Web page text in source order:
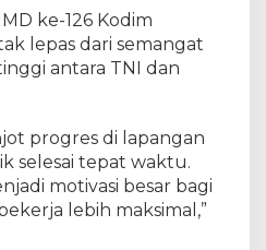
ke-126 Kodim
lepas dari semangat
antara TNI dan
progres di lapangan
selesai tepat waktu.
motivasi besar bagi
lebih maksimal,”